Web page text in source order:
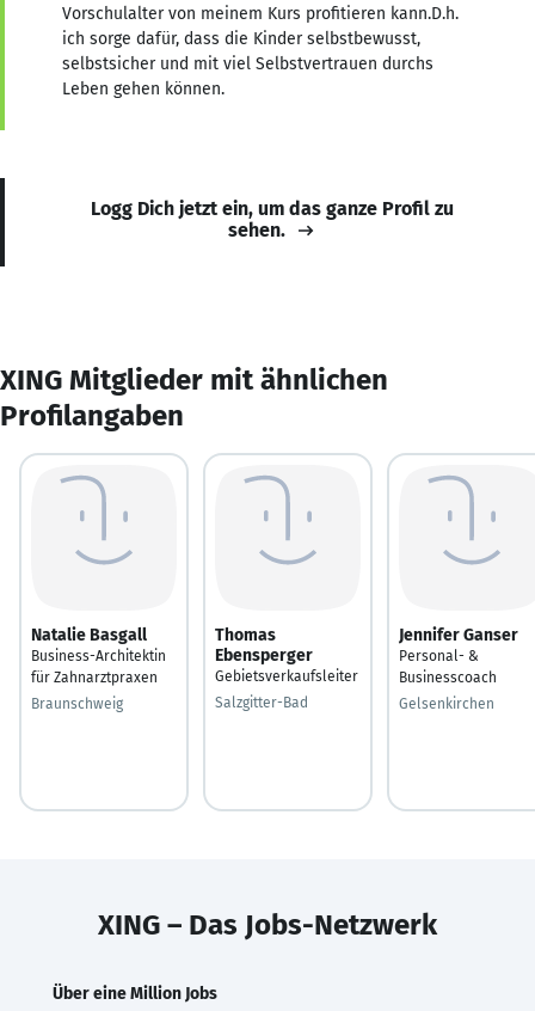
Vorschulalter von meinem Kurs profitieren kann.D.h.
ich sorge dafür, dass die Kinder selbstbewusst,
selbstsicher und mit viel Selbstvertrauen durchs
Leben gehen können.
Logg Dich jetzt ein, um das ganze Profil zu
sehen.
XING Mitglieder mit ähnlichen
Profilangaben
Natalie Basgall
Business-Architektin
für Zahnarztpraxen
Braunschweig
Thomas
Ebensperger
Gebietsverkaufsleiter
Salzgitter-Bad
Jennifer Ganser
Personal- &
Businesscoach
Gelsenkirchen
XING – Das Jobs-Netzwerk
Über eine Million Jobs